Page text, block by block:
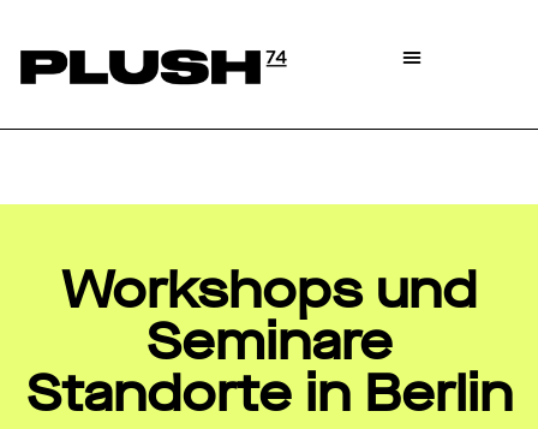
Workshops und
Seminare
Standorte in Berlin